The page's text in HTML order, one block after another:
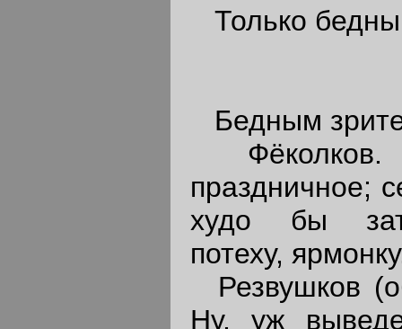
Только
Бедным
Фёколков.
праздничное;
худо бы
потеху,
Резвушков
Ну, уж